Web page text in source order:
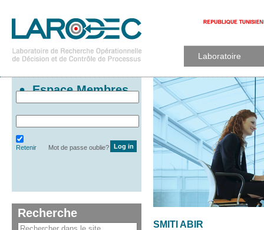
Laboratoire
SMITI ABIR
Espace Membres
Retenir Mot de passe oublie?
Recherche